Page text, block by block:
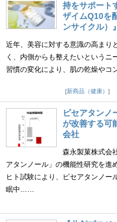
持をサポート
ザイムQ10を
ンサイクル）
近年、美容に対する意識の高まり
く、内側からも整えたいというニ
習慣の変化により、肌の乾燥や
新商品（健康）
ピセアタンノ
が改善する可
会社
森永製菓株式会
アタンノール」の機能性研究を進
ヒト試験により、ピセアタンノー
眠中……